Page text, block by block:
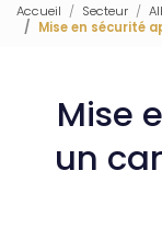
Accueil Secteur
Mise en sécurité
Mise
un